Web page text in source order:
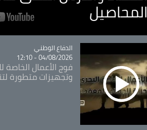
المحاصيل
Catégorie
الدفاع الوطني
04/08/2026 - 12:10
فوج الأعمال الخاصة
وتجهيزات متطورة